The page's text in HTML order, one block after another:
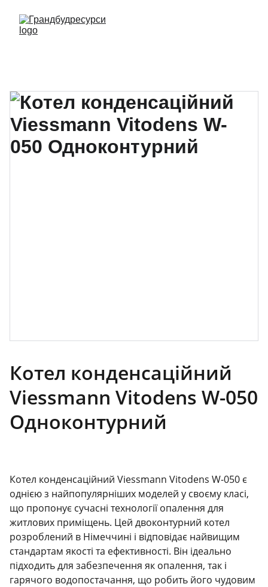
Котел конденсаційний
Viessmann Vitodens W-050
Одноконтурний
Котел конденсаційний Viessmann Vitodens W-050 є
однією з найпопулярніших моделей у своєму класі,
що пропонує сучасні технології опалення для
житлових приміщень. Цей двоконтурний котел
розроблений в Німеччині і відповідає найвищим
стандартам якості та ефективності. Він ідеально
підходить для забезпечення як опалення, так і
гарячого водопостачання, що робить його чудовим